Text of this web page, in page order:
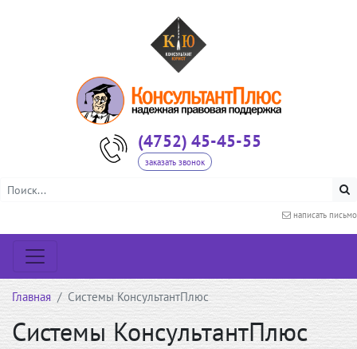
(4752) 45-45-55
заказать звонок
написать письмо
Главная Системы КонсультантПлюс
Системы КонсультантПлюс